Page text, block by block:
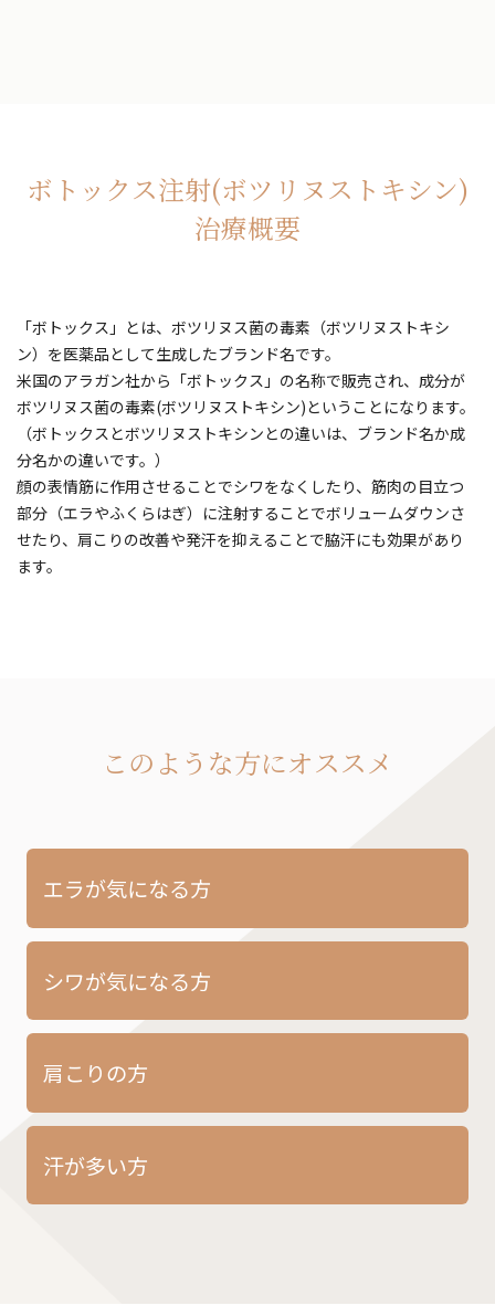
ボトックス注射(ボツリヌストキシン)
治療概要
「ボトックス」とは、ボツリヌス菌の毒素（ボツリヌストキシ
ン）を医薬品として生成したブランド名です。
米国のアラガン社から「ボトックス」の名称で販売され、成分が
ボツリヌス菌の毒素(ボツリヌストキシン)ということになります。
（ボトックスとボツリヌストキシンとの違いは、ブランド名か成
分名かの違いです。）
顔の表情筋に作用させることでシワをなくしたり、筋肉の目立つ
部分（エラやふくらはぎ）に注射することでボリュームダウンさ
せたり、肩こりの改善や発汗を抑えることで脇汗にも効果があり
ます。
このような方にオススメ
エラが気になる方
シワが気になる方
肩こりの方
汗が多い方